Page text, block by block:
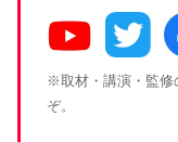
※取材・講演・監修
ぞ。